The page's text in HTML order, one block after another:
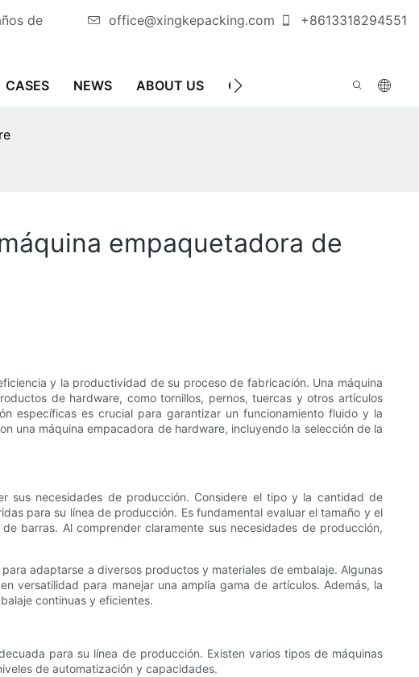
de
office@xingkepacking.com +8613318294551
CASES NEWS ABOUT US CONTÁCTENOS MÁQUINA
empaquetadora de
y la productividad de su proceso de fabricación. Una máquina
de hardware, como tornillos, pernos, tuercas y otros artículos
específicas es crucial para garantizar un funcionamiento fluido y la
una máquina empacadora de hardware, incluyendo la selección de la
sus necesidades de producción. Considere el tipo y la cantidad de
para su línea de producción. Es fundamental evaluar el tamaño y el
barras. Al comprender claramente sus necesidades de producción,
adaptarse a diversos productos y materiales de embalaje. Algunas
versatilidad para manejar una amplia gama de artículos. Además, la
continuas y eficientes.
para su línea de producción. Existen varios tipos de máquinas
de automatización y capacidades.